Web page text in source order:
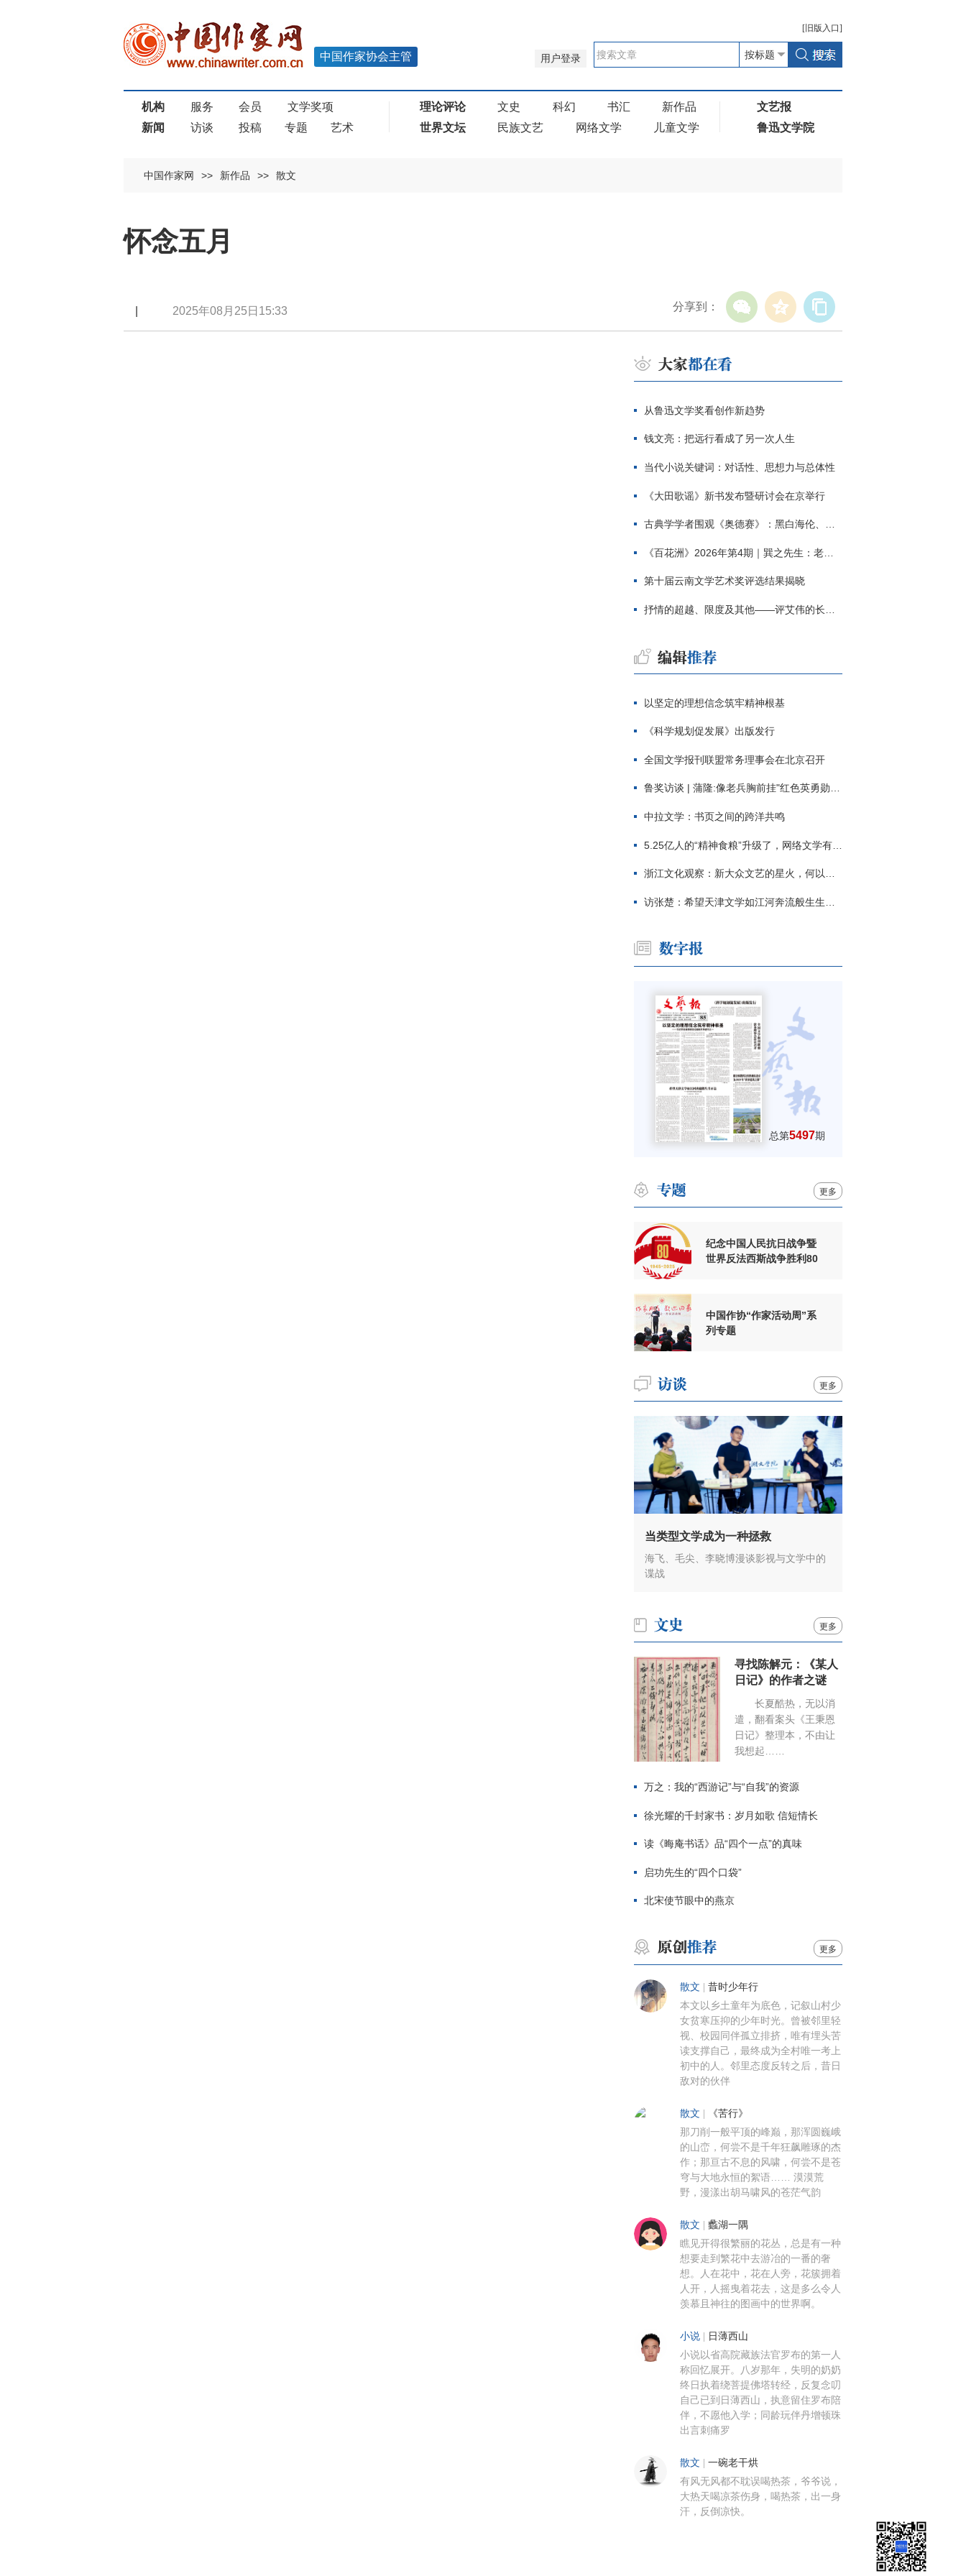
[ 旧版 入口]
用户登录
中国作家协会主管
机构 服务 会员
文学奖项
新闻
访谈 投稿 专题 艺术
理论评论 文史 科幻 书汇
新作品
世界文坛
民族文艺 网络文学 儿童文学
文艺报
鲁迅文学院
中国作家网 >> 新作品 >> 散文
怀念五月
分享到：
2025年08月25日15:33
从鲁迅文学奖看创作新趋势
钱文亮：把远行看成了另一次人生
当代小说关键词：对话性、思想力与总体性
《大田歌谣》新书发布暨研讨会在京举行
古典学学者围观《奥德赛》：黑白海伦、佩涅罗佩的别针与神秘入侵者
《百花洲》2026年第4期｜巽之先生：老兵朱向前侧记三题
第十届云南文学艺术奖评选结果揭晓
抒情的超越、限度及其他——评艾伟的长篇小说《春歌》
以坚定的理想信念筑牢精神根基
《科学规划促发展》出版发行
全国文学报刊联盟常务理事会在北京召开
鲁奖访谈 | 蒲隆:像老兵胸前挂"红色英勇勋章"
中拉文学：书页之间的跨洋共鸣
5.25亿人的“精神食粮”升级了，网络文学有了哪些新变化？
浙江文化观察：新大众文艺的星火，何以燎原？
访张楚：希望天津文学如江河奔流般生生不息
总第5497期
更多
纪念中国人民抗日战争暨
世界反法西斯战争胜利80
中国作协“作家活动周”系
列专题
更多
当类型文学成为一种拯救
海飞、毛尖、李晓博漫谈影视与文学中的
谍战
更多
寻找陈解元：《某人
日记》的作者之谜
长夏酷热，无以消
遣，翻看案头《王秉恩
日记》整理本，不由让
我想起……
万之：我的“西游记”与“自我”的资源
徐光耀的千封家书：岁月如歌 信短情长
读《晦庵书话》品“四个一点”的真味
启功先生的“四个口袋”
北宋使节眼中的燕京
更多
散文 昔时少年行
本文以乡土童年为底色，记叙山村少
女贫寒压抑的少年时光。曾被邻里轻
视、校园同伴孤立排挤，唯有埋头苦
读支撑自己，最终成为全村唯一考上
初中的人。邻里态度反转之后，昔日
敌对的伙伴
散文 《苦行》
那刀削一般平顶的峰巅，那浑圆巍峨
的山峦，何尝不是千年狂飙雕琢的杰
作；那亘古不息的风啸，何尝不是苍
穹与大地永恒的絮语…… 漠漠荒
野，漫漾出胡马啸风的苍茫气韵
散文 蠡湖一隅
瞧见开得很繁丽的花丛，总是有一种
想要走到繁花中去游冶的一番的奢
想。人在花中，花在人旁，花簇拥着
人开，人摇曳着花去，这是多么令人
羡慕且神往的图画中的世界啊。
小说 日薄西山
小说以省高院藏族法官罗布的第一人
称回忆展开。八岁那年，失明的奶奶
终日执着绕菩提佛塔转经，反复念叨
自己已到日薄西山，执意留住罗布陪
伴，不愿他入学；同龄玩伴丹增顿珠
出言刺痛罗
散文 一碗老干烘
有风无风都不耽误喝热茶，爷爷说，
大热天喝凉茶伤身，喝热茶，出一身
汗，反倒凉快。